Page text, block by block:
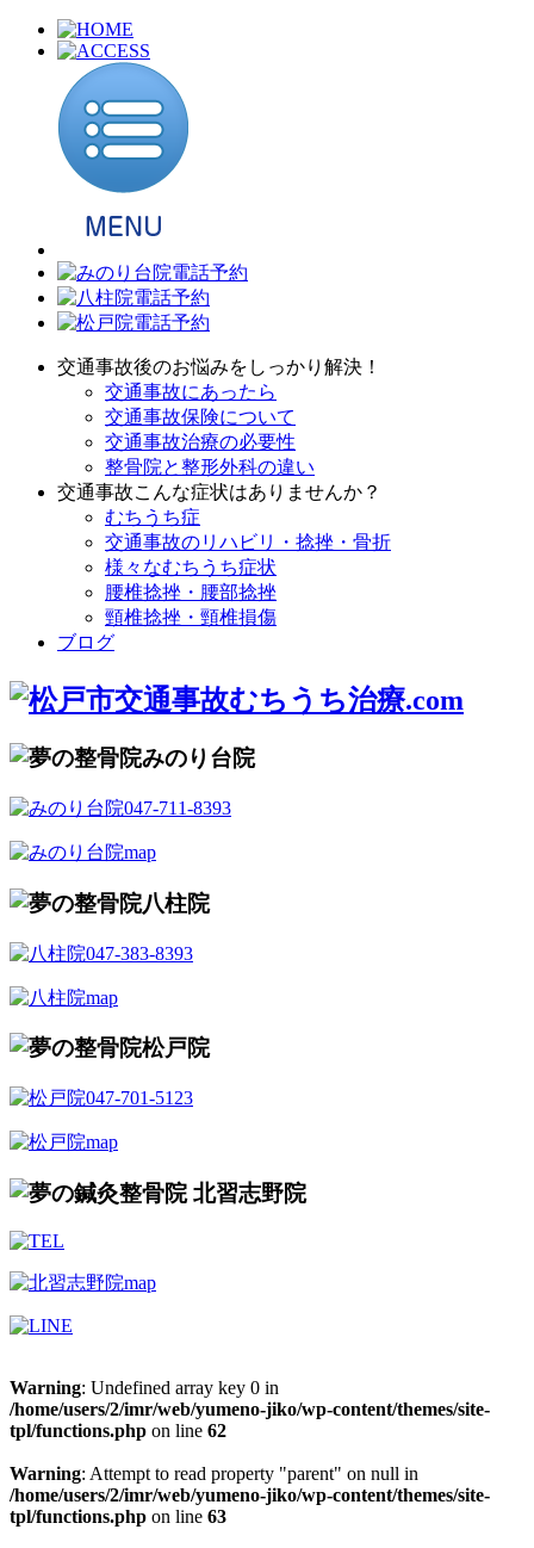
交通事故後のお悩みをしっかり解決！
交通事故にあったら
交通事故保険について
交通事故治療の必要性
整骨院と整形外科の違い
交通事故こんな症状はありませんか？
むちうち症
交通事故のリハビリ・捻挫・骨折
様々なむちうち症状
腰椎捻挫・腰部捻挫
頸椎捻挫・頸椎損傷
ブログ
Warning: Undefined array key 0 in
/home/users/2/imr/web/yumeno-jiko/wp-content/themes/site-
tpl/functions.php on line 62
Warning: Attempt to read property "parent" on null in
/home/users/2/imr/web/yumeno-jiko/wp-content/themes/site-
tpl/functions.php on line 63